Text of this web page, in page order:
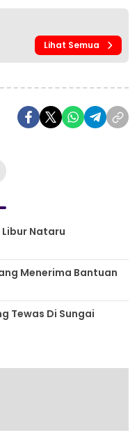
Lihat Semua
Nataru
Menerima Bantuan
Tewas Di Sungai